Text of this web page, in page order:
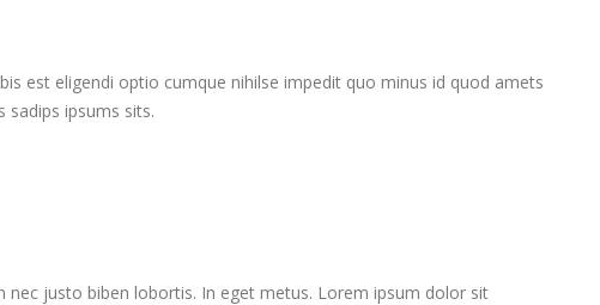
est eligendi optio cumque nihilse impedit quo minus id quod amets
ipsums sits.
nec justo biben lobortis. In eget metus. Lorem ipsum dolor sit